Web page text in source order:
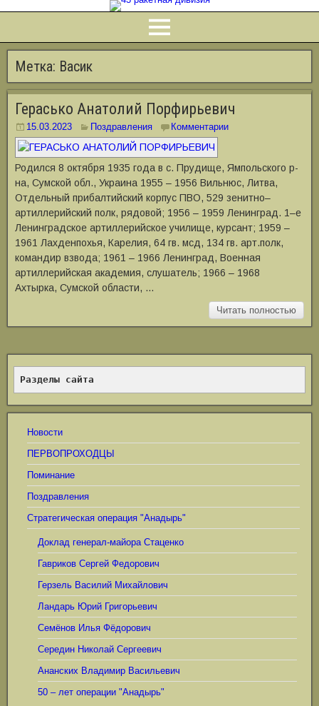
Метка: Васик
Герасько Анатолий Порфирьевич
15.03.2023 Поздравления Комментарии
Родился 8 октября 1935 года в с. Прудище, Ямпольского р-
на, Сумской обл., Украина 1955 – 1956 Вильнюс, Литва,
Отдельный прибалтийский корпус ПВО, 529 зенитно–
артиллерийский полк, рядовой; 1956 – 1959 Ленинград. 1–е
Ленинградское артиллерийское училище, курсант; 1959 –
1961 Лахденпохья, Карелия, 64 гв. мсд, 134 гв. арт.полк,
командир взвода; 1961 – 1966 Ленинград, Военная
артиллерийская академия, слушатель; 1966 – 1968
Ахтырка, Сумской области, …
Читать полностью
Разделы сайта
Новости
ПЕРВОПРОХОДЦЫ
Поминание
Поздравления
Стратегическая операция "Анадырь"
Доклад генерал-майора Стаценко
Гавриков Сергей Федорович
Герзель Василий Михайлович
Ландарь Юрий Григорьевич
Семёнов Илья Фёдорович
Середин Николай Сергеевич
Ананских Владимир Васильевич
50 – лет операции "Анадырь"